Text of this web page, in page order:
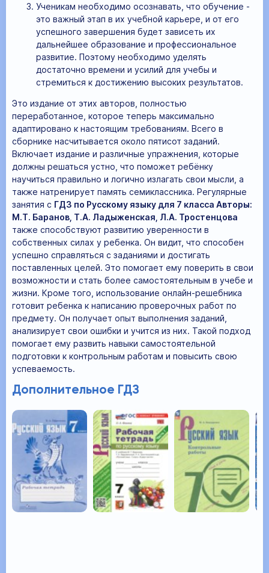
Ученикам необходимо осознавать, что обучение -
это важный этап в их учебной карьере, и от его
успешного завершения будет зависеть их
дальнейшее образование и профессиональное
развитие. Поэтому необходимо уделять
достаточно времени и усилий для учебы и
стремиться к достижению высоких результатов.
Это издание от этих авторов, полностью
переработанное, которое теперь максимально
адаптировано к настоящим требованиям. Всего в
сборнике насчитывается около пятисот заданий.
Включает издание и различные упражнения, которые
должны решаться устно, что поможет ребёнку
научиться правильно и логично излагать свои мысли, а
также натренирует память семиклассника. Регулярные
занятия с ГДЗ по Русскому языку для 7 класса Авторы:
М.Т. Баранов, Т.А. Ладыженская, Л.А. Тростенцова
также способствуют развитию уверенности в
собственных силах у ребенка. Он видит, что способен
успешно справляться с заданиями и достигать
поставленных целей. Это помогает ему поверить в свои
возможности и стать более самостоятельным в учебе и
жизни. Кроме того, использование онлайн-решебника
готовит ребенка к написанию проверочных работ по
предмету. Он получает опыт выполнения заданий,
анализирует свои ошибки и учится из них. Такой подход
помогает ему развить навыки самостоятельной
подготовки к контрольным работам и повысить свою
успеваемость.
Дополнительное ГДЗ